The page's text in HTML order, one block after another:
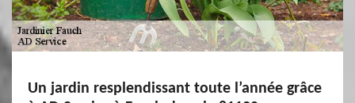
Un jardin resplendissant toute l’année grâce